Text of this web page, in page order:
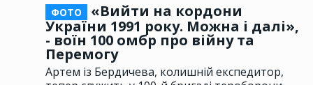
ФОТО
«Вийти на кордони
України 1991 року. Можна і далі»,
- воїн 100 омбр про війну та
Перемогу
Артем із Бердичева, колишній експедитор,